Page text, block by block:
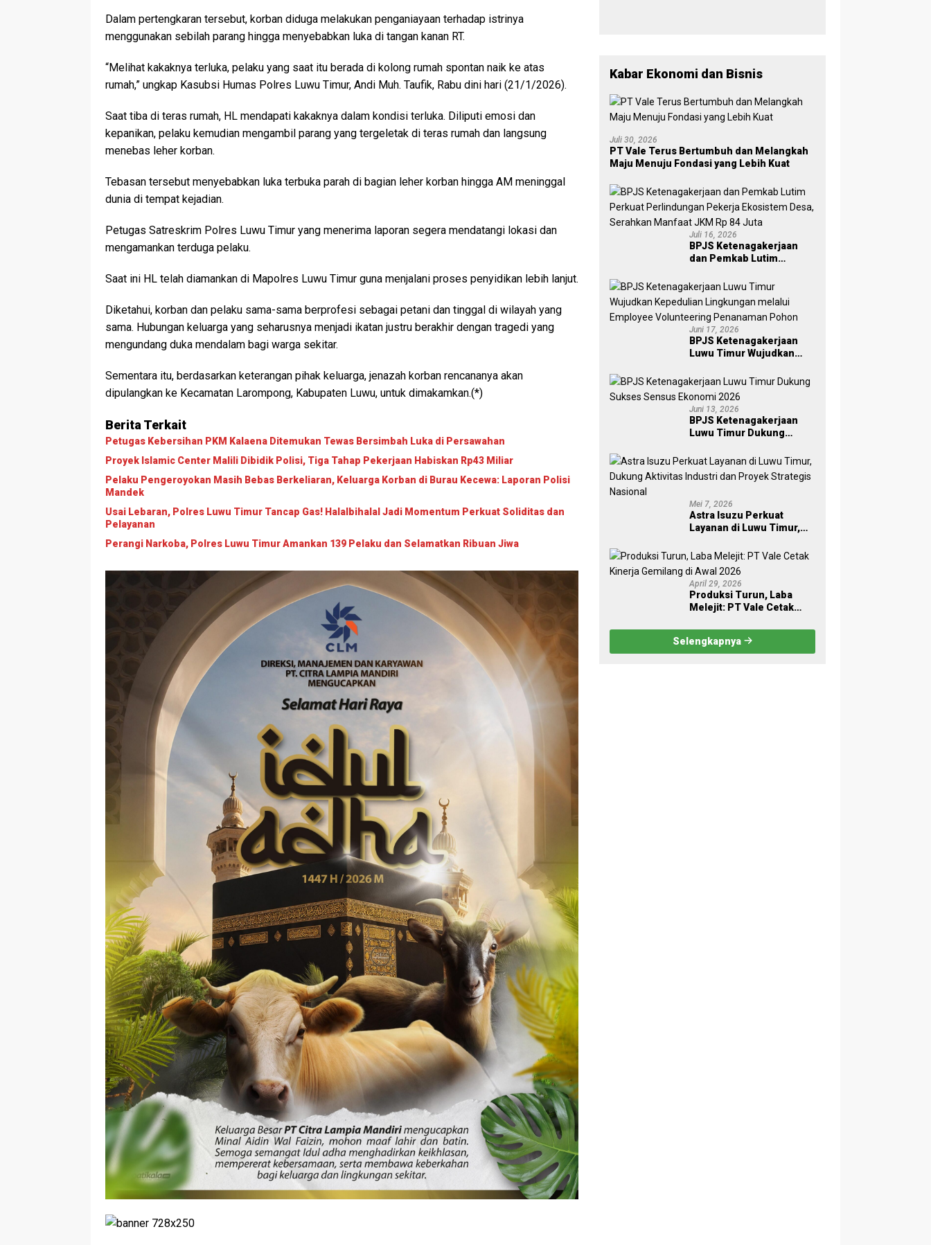
Dalam pertengkaran tersebut, korban diduga melakukan penganiayaan terhadap istrinya
menggunakan sebilah parang hingga menyebabkan luka di tangan kanan RT.
“Melihat kakaknya terluka, pelaku yang saat itu berada di kolong rumah spontan naik ke atas
rumah,” ungkap Kasubsi Humas Polres Luwu Timur, Andi Muh. Taufik, Rabu dini hari (21/1/2026).
Saat tiba di teras rumah, HL mendapati kakaknya dalam kondisi terluka. Diliputi emosi dan
kepanikan, pelaku kemudian mengambil parang yang tergeletak di teras rumah dan langsung
menebas leher korban.
Tebasan tersebut menyebabkan luka terbuka parah di bagian leher korban hingga AM meninggal
dunia di tempat kejadian.
Petugas Satreskrim Polres Luwu Timur yang menerima laporan segera mendatangi lokasi dan
mengamankan terduga pelaku.
Saat ini HL telah diamankan di Mapolres Luwu Timur guna menjalani proses penyidikan lebih lanjut.
Diketahui, korban dan pelaku sama-sama berprofesi sebagai petani dan tinggal di wilayah yang
sama. Hubungan keluarga yang seharusnya menjadi ikatan justru berakhir dengan tragedi yang
mengundang duka mendalam bagi warga sekitar.
Sementara itu, berdasarkan keterangan pihak keluarga, jenazah korban rencananya akan
dipulangkan ke Kecamatan Larompong, Kabupaten Luwu, untuk dimakamkan.(*)
Berita Terkait
Petugas Kebersihan PKM Kalaena Ditemukan Tewas Bersimbah Luka di Persawahan
Proyek Islamic Center Malili Dibidik Polisi, Tiga Tahap Pekerjaan Habiskan Rp43 Miliar
Pelaku Pengeroyokan Masih Bebas Berkeliaran, Keluarga Korban di Burau Kecewa: Laporan Polisi
Mandek
Usai Lebaran, Polres Luwu Timur Tancap Gas! Halalbihalal Jadi Momentum Perkuat Soliditas dan
Pelayanan
Perangi Narkoba, Polres Luwu Timur Amankan 139 Pelaku dan Selamatkan Ribuan Jiwa
an
Polisi
Tujuan
Mensejaht
erakan
Kabar Ekonomi dan Bisnis
Juli 30, 2026
PT Vale Terus Bertumbuh dan Melangkah
Maju Menuju Fondasi yang Lebih Kuat
Juli 16, 2026
BPJS Ketenagakerjaan
dan Pemkab Lutim
Pekerja Ekosistem Desa,
Serahkan Manfaat JKM Rp
84 Juta
Juni 17, 2026
BPJS Ketenagakerjaan
Luwu Timur Wujudkan
melalui Employee
Volunteering Penanaman
Pohon
Juni 13, 2026
BPJS Ketenagakerjaan
Luwu Timur Dukung
2026
Mei 7, 2026
Astra Isuzu Perkuat
Layanan di Luwu Timur,
dan Proyek Strategis
Nasional
April 29, 2026
Produksi Turun, Laba
Melejit: PT Vale Cetak
2026
Selengkapnya